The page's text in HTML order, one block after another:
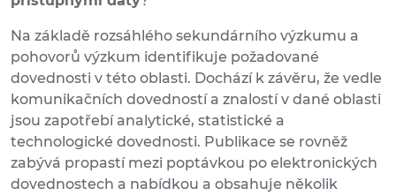
Na základě rozsáhlého sekundárního výzkumu a
pohovorů výzkum identifikuje požadované
dovednosti v této oblasti. Dochází k závěru, že vedle
komunikačních dovedností a znalostí v dané oblasti
jsou zapotřebí analytické, statistické a
technologické dovednosti. Publikace se rovněž
zabývá propastí mezi poptávkou po elektronických
dovednostech a nabídkou a obsahuje několik